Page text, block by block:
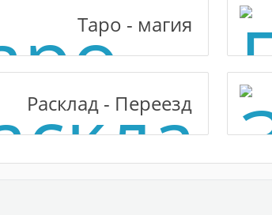
Таро - магия
Расклад - Переезд